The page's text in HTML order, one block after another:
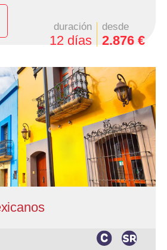
duración
12 días
desde
2.876 €
de México, 2 Noches en Oaxaca,
y 1 Noche en Palenque
C, B y A en el circuito
y 1 cena